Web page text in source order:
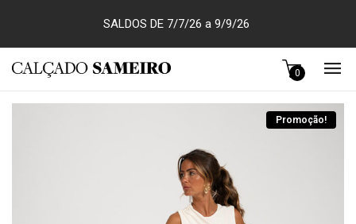
SALDOS DE 7/7/26 a 9/9/26
0
Promoção!